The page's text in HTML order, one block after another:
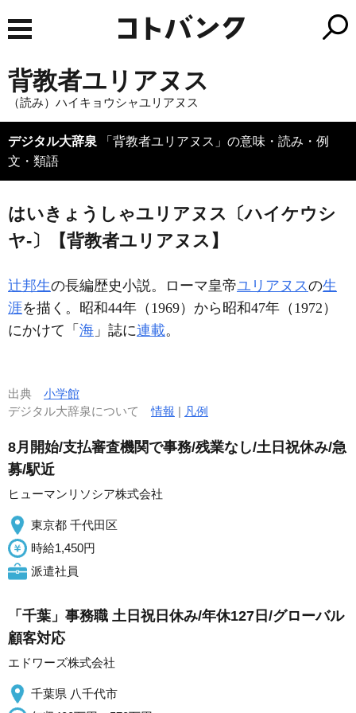
背教者ユリアヌス
（読み）ハイキョウシャユリアヌス
デジタル大辞泉 「背教者ユリアヌス」の意味・読み・例
文・類語
はいきょうしゃユリアヌス〔ハイケウシ
ヤ‐〕【背教者ユリアヌス】
辻邦生の長編歴史小説。ローマ皇帝ユリアヌスの生
涯を描く。昭和44年（1969）から昭和47年（1972）
にかけて「 海 」誌に連載。
出典 小学館
デジタル大辞泉について情報 | 凡例
8月開始/支払審査機関で事務/残業なし/土日祝休み/急
募/駅近
ヒューマンリソシア株式会社
東京都 千代田区
時給1,450円
派遣社員
「千葉」事務職 土日祝日休み/年休127日/グローバル
顧客対応
エドワーズ株式会社
千葉県 八千代市